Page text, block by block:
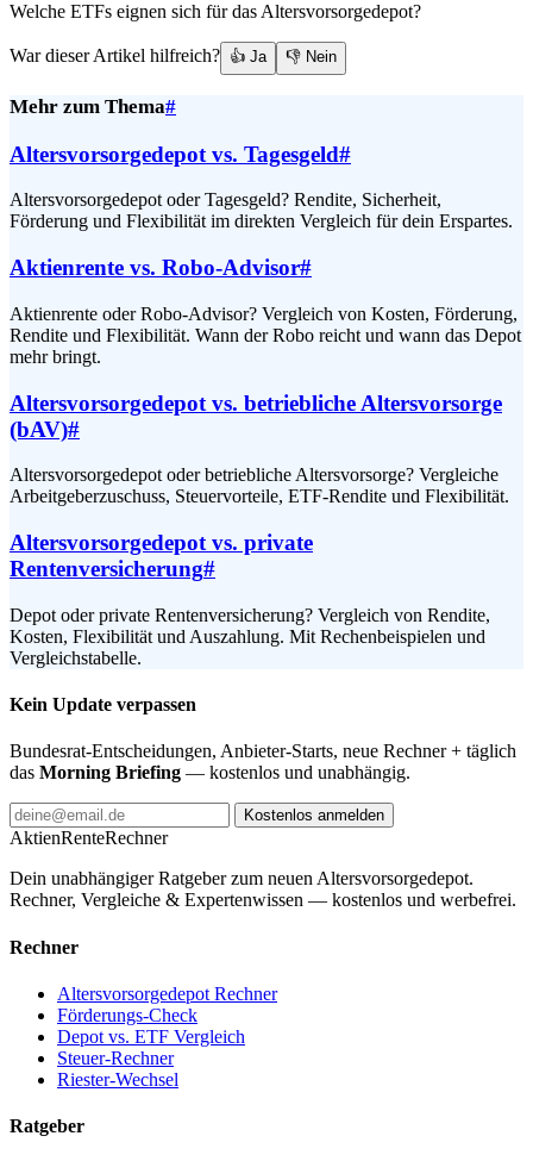
Welche ETFs eignen sich für das Altersvorsorgedepot?
War dieser Artikel hilfreich? 👍 Ja 👎 Nein
Mehr zum Thema#
Altersvorsorgedepot vs. Tagesgeld#
Altersvorsorgedepot oder Tagesgeld? Rendite, Sicherheit,
Förderung und Flexibilität im direkten Vergleich für dein Erspartes.
Aktienrente vs. Robo-Advisor#
Aktienrente oder Robo-Advisor? Vergleich von Kosten, Förderung,
Rendite und Flexibilität. Wann der Robo reicht und wann das Depot
mehr bringt.
Altersvorsorgedepot vs. betriebliche Altersvorsorge
(bAV)#
Altersvorsorgedepot oder betriebliche Altersvorsorge? Vergleiche
Arbeitgeberzuschuss, Steuervorteile, ETF-Rendite und Flexibilität.
Altersvorsorgedepot vs. private
Rentenversicherung#
Depot oder private Rentenversicherung? Vergleich von Rendite,
Kosten, Flexibilität und Auszahlung. Mit Rechenbeispielen und
Vergleichstabelle.
Kein Update verpassen
Bundesrat-Entscheidungen, Anbieter-Starts, neue Rechner + täglich
das Morning Briefing — kostenlos und unabhängig.
Kostenlos anmelden
AktienRenteRechner
Dein unabhängiger Ratgeber zum neuen Altersvorsorgedepot.
Rechner, Vergleiche & Expertenwissen — kostenlos und werbefrei.
Rechner
Altersvorsorgedepot Rechner
Förderungs-Check
Depot vs. ETF Vergleich
Steuer-Rechner
Riester-Wechsel
Ratgeber